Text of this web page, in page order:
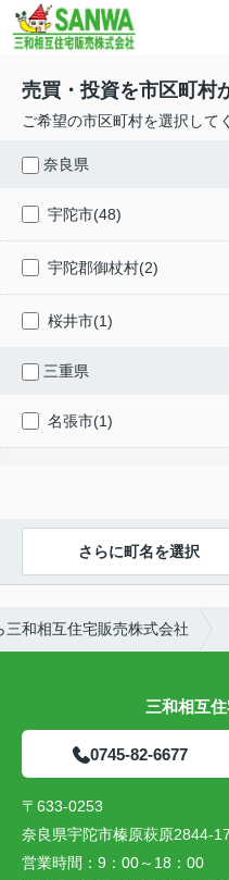
売買・投資を市区町村
ご希望の市区町村を選択して
奈良県
宇陀市(48)
宇陀郡御杖村(2)
桜井市(1)
三重県
名張市(1)
さらに町名を選択
和相互住宅販売株式会社
三和相互
0745-82-6677
〒633-0253
奈良県宇陀市榛原萩原2844-17
営業時間： 9：00～18：00